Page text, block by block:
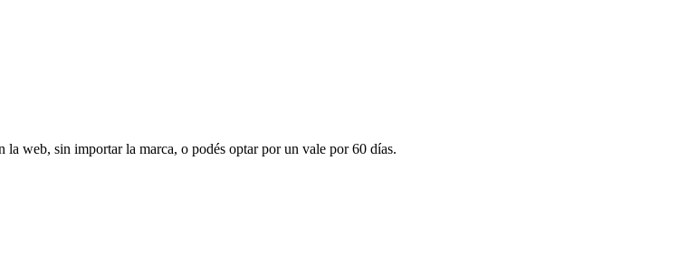
web, sin importar la marca, o podés optar por un vale por 60 días.